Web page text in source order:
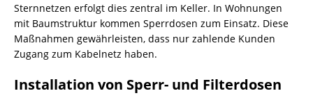
Sternnetzen erfolgt dies zentral im Keller. In Wohnungen
mit Baumstruktur kommen Sperrdosen zum Einsatz. Diese
Maßnahmen gewährleisten, dass nur zahlende Kunden
Zugang zum Kabelnetz haben.
Installation von Sperr- und Filterdosen